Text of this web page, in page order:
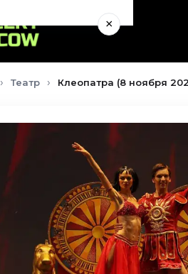
×
Театр Клеопатра (8 ноября